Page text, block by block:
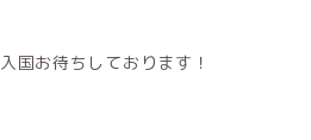
国お待ちしております！